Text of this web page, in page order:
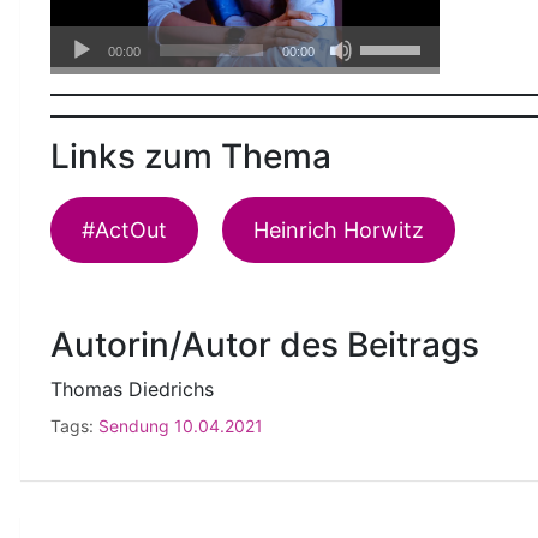
Audio-
Player
00:00 00:00
Hoch/Runter
benutzen,
regeln.
Links zum Thema
#ActOut Heinrich Horwitz
Autorin/Autor des Beitrags
Thomas Diedrichs
Tags: Sendung 10.04.2021